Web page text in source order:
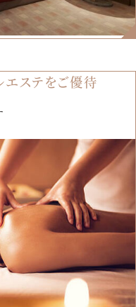
エステをご優待